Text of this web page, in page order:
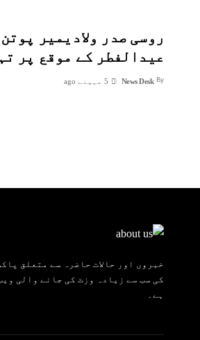
‏روسی صدر ولادیمیر
عیدالفطر کے موقع پر
By
News Desk 5 مہینے ago
خبروں اور حالات حاضرہ سے متعلق
کی سب سے زیادہ وزٹ کی جانے والی
ہے۔